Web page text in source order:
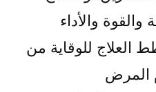
والقوة والأداء
العلاج للوقاية من
المرض